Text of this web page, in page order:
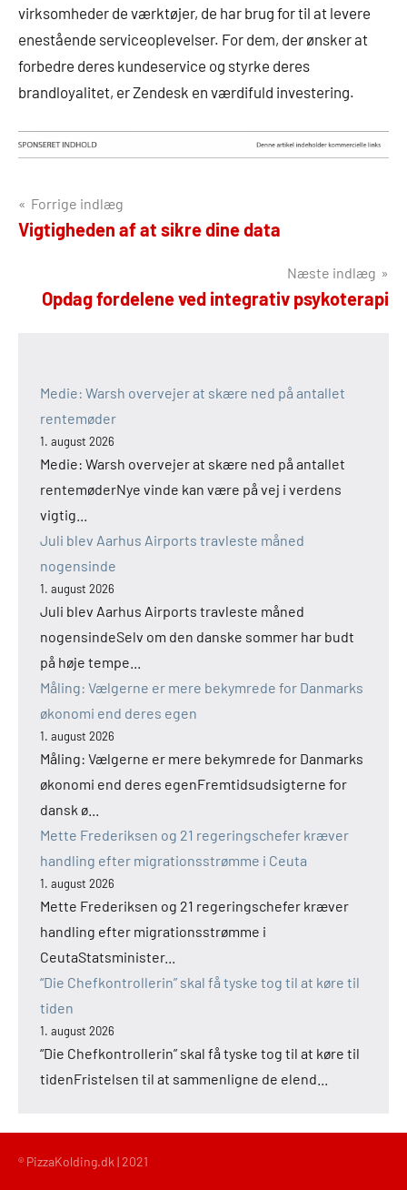
virksomheder de værktøjer, de har brug for til at levere
enestående serviceoplevelser. For dem, der ønsker at
forbedre deres kundeservice og styrke deres
brandloyalitet, er Zendesk en værdifuld investering.
Indlægsnavigation
Forrige indlæg
Vigtigheden af at sikre dine data
Næste indlæg
Opdag fordelene ved integrativ psykoterapi
Medie: Warsh overvejer at skære ned på antallet
rentemøder
1. august 2026
Medie: Warsh overvejer at skære ned på antallet
rentemøderNye vinde kan være på vej i verdens
vigtig...
Juli blev Aarhus Airports travleste måned
nogensinde
1. august 2026
Juli blev Aarhus Airports travleste måned
nogensindeSelv om den danske sommer har budt
på høje tempe...
Måling: Vælgerne er mere bekymrede for Danmarks
økonomi end deres egen
1. august 2026
Måling: Vælgerne er mere bekymrede for Danmarks
økonomi end deres egenFremtidsudsigterne for
dansk ø...
Mette Frederiksen og 21 regeringschefer kræver
handling efter migrationsstrømme i Ceuta
1. august 2026
Mette Frederiksen og 21 regeringschefer kræver
handling efter migrationsstrømme i
CeutaStatsminister...
“Die Chefkontrollerin” skal få tyske tog til at køre til
tiden
1. august 2026
“Die Chefkontrollerin” skal få tyske tog til at køre til
tidenFristelsen til at sammenligne de elend...
® PizzaKolding.dk | 2021